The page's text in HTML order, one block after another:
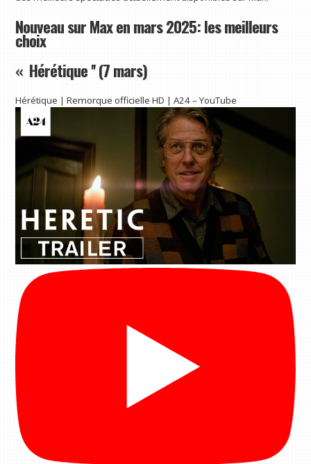
Nouveau sur Max en mars 2025: les meilleurs
choix
« Hérétique '' (7 mars)
Hérétique | Remorque officielle HD | A24 – YouTube